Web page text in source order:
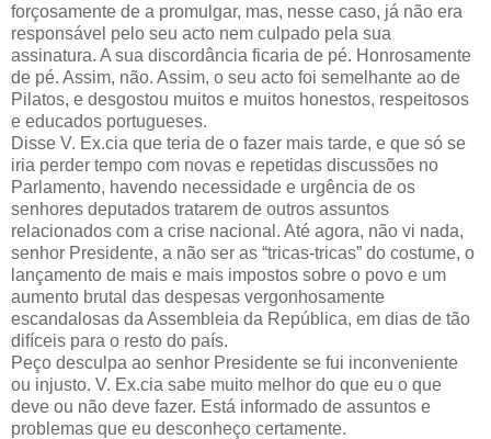
forçosamente de a promulgar, mas, nesse caso, já não era
responsável pelo seu acto nem culpado pela sua
assinatura. A sua discordância ficaria de pé. Honrosamente
de pé. Assim, não. Assim, o seu acto foi semelhante ao de
Pilatos, e desgostou muitos e muitos honestos, respeitosos
e educados portugueses.
Disse V. Ex.cia que teria de o fazer mais tarde, e que só se
iria perder tempo com novas e repetidas discussões no
Parlamento, havendo necessidade e urgência de os
senhores deputados tratarem de outros assuntos
relacionados com a crise nacional. Até agora, não vi nada,
senhor Presidente, a não ser as “tricas-tricas” do costume, o
lançamento de mais e mais impostos sobre o povo e um
aumento brutal das despesas vergonhosamente
escandalosas da Assembleia da República, em dias de tão
difíceis para o resto do país.
Peço desculpa ao senhor Presidente se fui inconveniente
ou injusto. V. Ex.cia sabe muito melhor do que eu o que
deve ou não deve fazer. Está informado de assuntos e
problemas que eu desconheço certamente.